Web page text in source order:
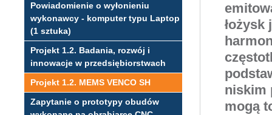
Powiadomienie o wyłonieniu
wykonawcy - komputer typu Laptop
(1 sztuka)
Projekt 1.2. Badania, rozwój i
innowacje w przedsiębiorstwach
Projekt 1.2. MEMS VENCO SH
Zapytanie o prototypy obudów
łożysk
niskim
mogą